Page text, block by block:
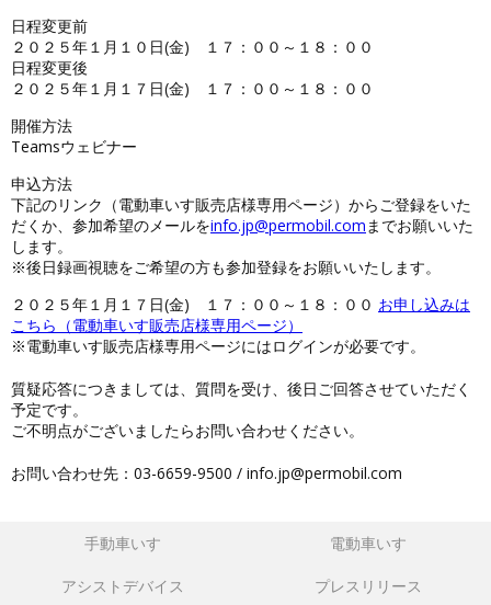
日程変更前
２０２５年１月１０日(金) １７：００～１８：００
日程変更後
２０２５年１月１７日(金) １７：００～１８：００
開催方法
Teamsウェビナー
申込方法
下記のリンク（電動車いす販売店様専用ページ）からご登録をいた
だくか、参加希望のメールをinfo.jp@permobil.comまでお願いいた
します。
※後日録画視聴をご希望の方も参加登録をお願いいたします。
２０２５年１月１７日(金) １７：００～１８：００ お申し込みは
こちら（電動車いす販売店様専用ページ）
※電動車いす販売店様専用ページにはログインが必要です。
質疑応答につきましては、質問を受け、後日ご回答させていただく
予定です。
ご不明点がございましたらお問い合わせください。
お問い合わせ先：03-6659-9500 / info.jp@permobil.com
手動車いす 電動車いす
アシストデバイス プレスリリース